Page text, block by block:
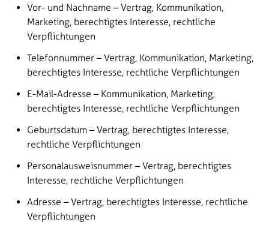
Vor- und Nachname – Vertrag, Kommunikation,
Marketing, berechtigtes Interesse, rechtliche
Verpflichtungen
Telefonnummer – Vertrag, Kommunikation, Marketing,
berechtigtes Interesse, rechtliche Verpflichtungen
E-Mail-Adresse – Kommunikation, Marketing,
berechtigtes Interesse, rechtliche Verpflichtungen
Geburtsdatum – Vertrag, berechtigtes Interesse,
rechtliche Verpflichtungen
Personalausweisnummer – Vertrag, berechtigtes
Interesse, rechtliche Verpflichtungen
Adresse – Vertrag, berechtigtes Interesse, rechtliche
Verpflichtungen